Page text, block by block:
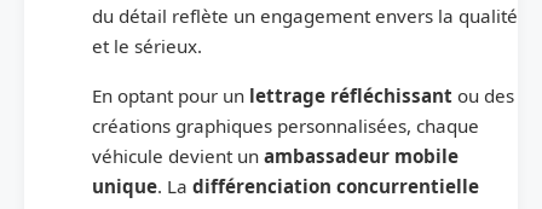
du détail reflète un engagement envers la qualité
et le sérieux.
En optant pour un lettrage réfléchissant ou des
créations graphiques personnalisées, chaque
véhicule devient un ambassadeur mobile
unique. La différenciation concurrentielle